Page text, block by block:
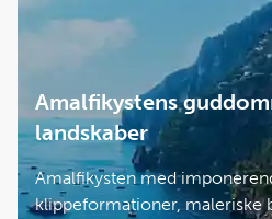
Amalfikystens
landskaber
Amalfikysten med
klippeformationer, maleriske